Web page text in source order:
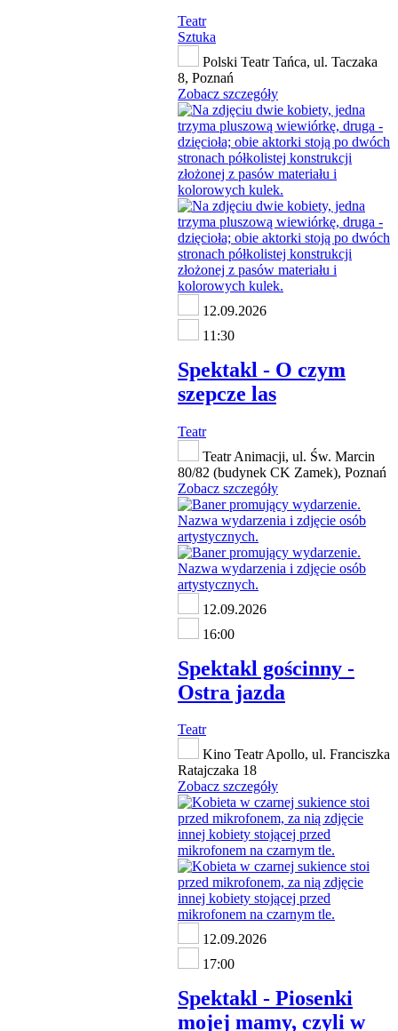
Teatr
Sztuka
Polski Teatr Tańca, ul. Taczaka
8, Poznań
Zobacz szczegóły
12.09.2026
11:30
Spektakl - O czym
szepcze las
Teatr
Teatr Animacji, ul. Św. Marcin
80/82 (budynek CK Zamek), Poznań
Zobacz szczegóły
12.09.2026
16:00
Spektakl gościnny -
Ostra jazda
Teatr
Kino Teatr Apollo, ul. Franciszka
Ratajczaka 18
Zobacz szczegóły
12.09.2026
17:00
Spektakl - Piosenki
mojej mamy, czyli w